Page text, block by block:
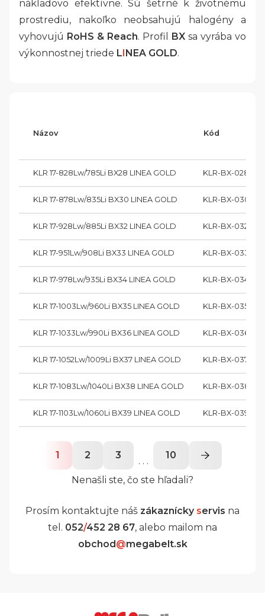
nákladovo efektívne. Sú šetrné k životnému
prostrediu, nakoľko neobsahujú halogény a
vyhovujú RoHS & Reach. Profil BX sa vyrába vo
výkonnostnej triede L NEA GOLD.
Názov Kód
KLR 17-828Lw/785Li BX28 LINEA GOLD KLR-BX-028-
KLR 17-878Lw/835Li BX30 LINEA GOLD KLR-BX-030-
KLR 17-928Lw/885Li BX32 LINEA GOLD KLR-BX-032-
KLR 17-951Lw/908Li BX33 LINEA GOLD KLR-BX-033-
KLR 17-978Lw/935Li BX34 LINEA GOLD KLR-BX-034-
KLR 17-1003Lw/960Li BX35 LINEA GOLD KLR-BX-035-
KLR 17-1033Lw/990Li BX36 LINEA GOLD KLR-BX-036-
KLR 17-1052Lw/1009Li BX37 LINEA GOLD KLR-BX-037-
KLR 17-1083Lw/1040Li BX38 LINEA GOLD KLR-BX-038-
KLR 17-1103Lw/1060Li BX39 LINEA GOLD KLR-BX-039-
1 2 3
. . .
10
Nenašli ste, čo ste hľadali?
Prosím kontaktujte náš zákaznícky servis na
tel. 052/452 28 67, alebo mailom na
obchod @megabelt.sk